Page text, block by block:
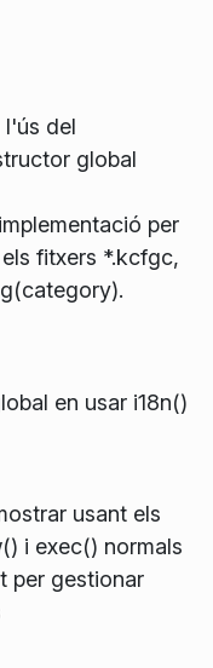
l'ús del
global
per
fitxers *.kcfgc,
en usar i18n()
usant els
i exec() normals
per gestionar